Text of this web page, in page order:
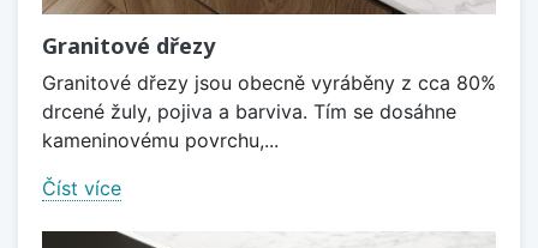
Granitové dřezy
Granitové dřezy jsou obecně vyráběny z cca 80%
drcené žuly, pojiva a barviva. Tím se dosáhne
kameninovému povrchu,...
Číst více